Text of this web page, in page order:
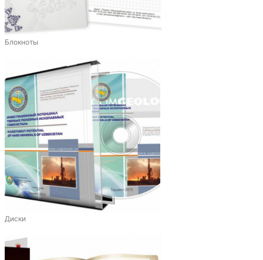
Блокноты
Диски